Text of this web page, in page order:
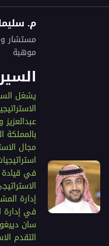
م.
مستشار
موهبة
يشغل
مجال
إدارة
في إدارة
سان
التقدم